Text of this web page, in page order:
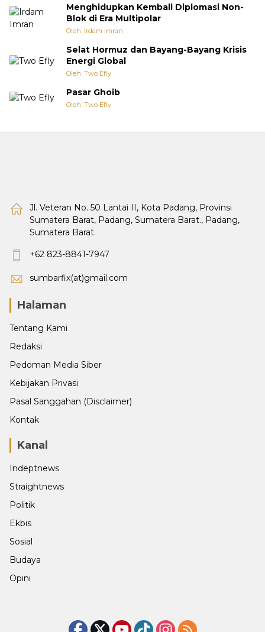
Menghidupkan Kembali Diplomasi Non-
Blok di Era Multipolar
Oleh: Irdam Imran
Selat Hormuz dan Bayang-Bayang Krisis
Energi Global
Oleh: Two Efly
Pasar Ghoib
Oleh: Two Efly
Jl. Veteran No. 50 Lantai II, Kota Padang, Provinsi
Sumatera Barat, Padang, Sumatera Barat., Padang,
Sumatera Barat.
+62 823-8841-7947
sumbarfix(at)gmail.com
Halaman
Tentang Kami
Redaksi
Pedoman Media Siber
Kebijakan Privasi
Pasal Sanggahan (Disclaimer)
Kontak
Kanal
Indeptnews
Straightnews
Politik
Ekbis
Sosial
Budaya
Opini